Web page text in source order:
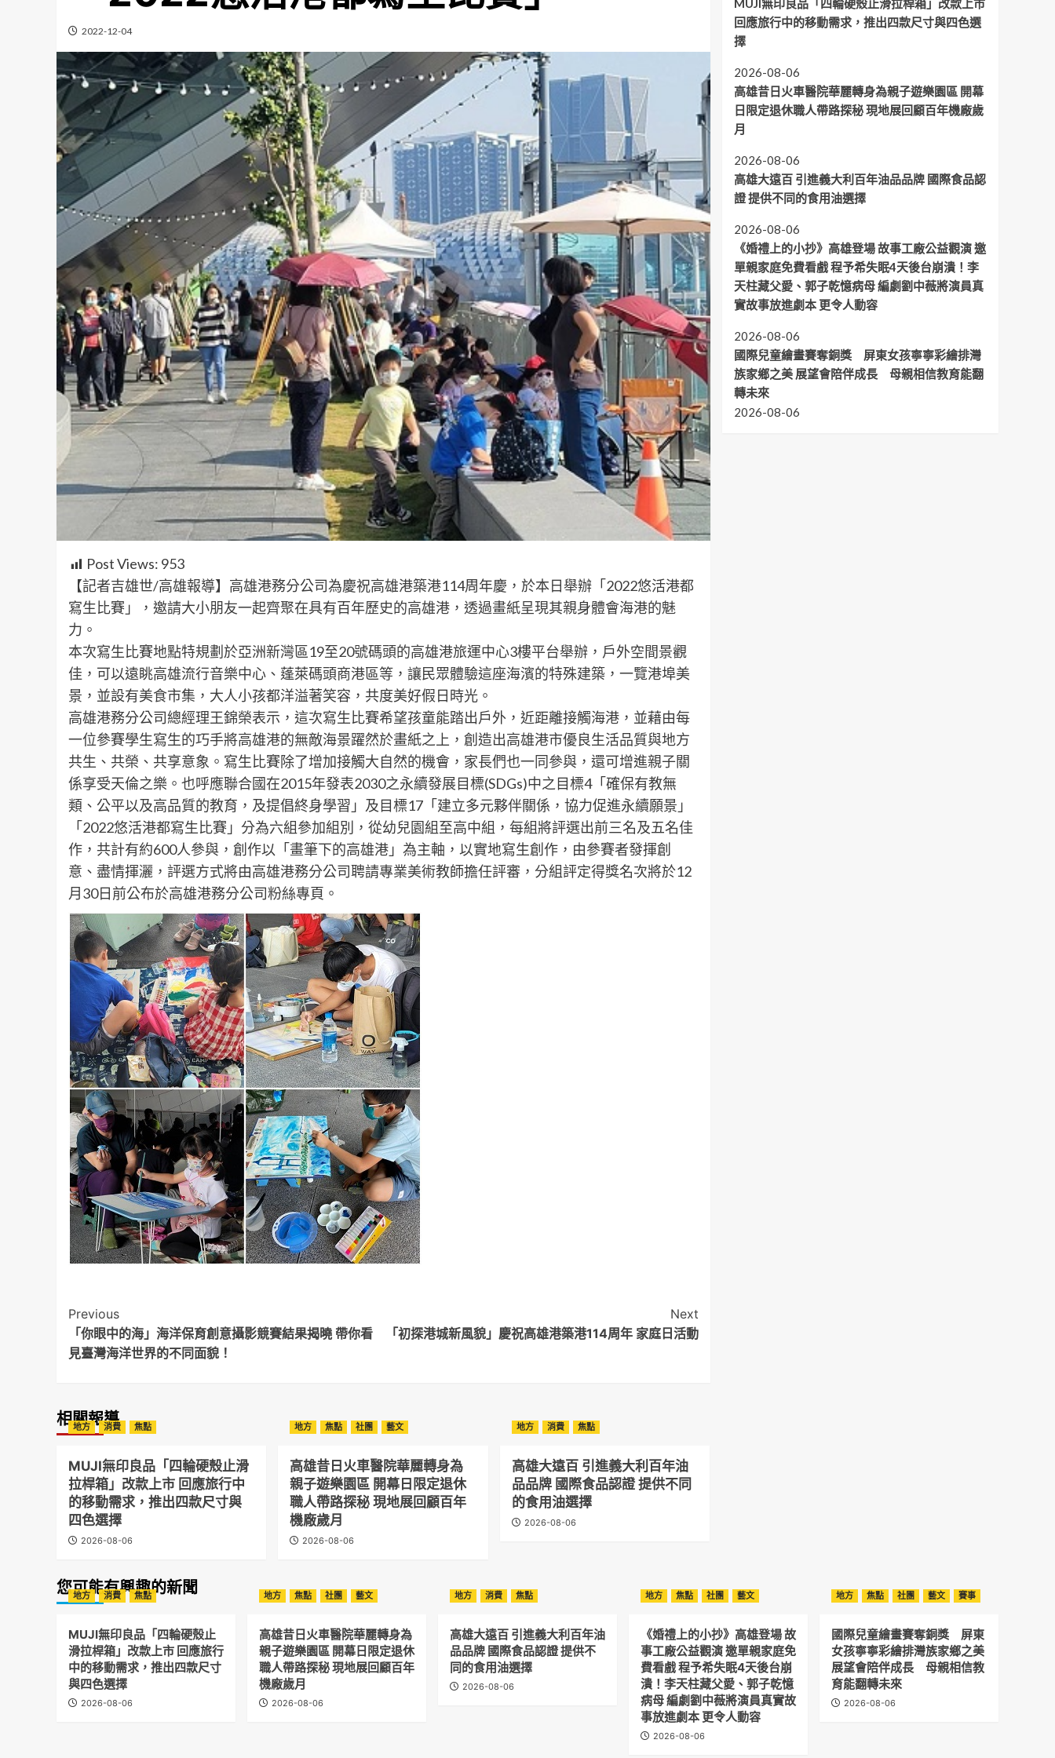
2022-12-04
Post Views: 953
【記者吉雄世/高雄報導】高雄港務分公司為慶祝高雄港築港114周年慶，於本日舉辦「2022悠活港都
寫生比賽」，邀請大小朋友一起齊聚在具有百年歷史的高雄港，透過畫紙呈現其親身體會海港的魅
力。
本次寫生比賽地點特規劃於亞洲新灣區19至20號碼頭的高雄港旅運中心3樓平台舉辦，戶外空間景觀
佳，可以遠眺高雄流行音樂中心、蓬萊碼頭商港區等，讓民眾體驗這座海濱的特殊建築，一覽港埠美
景，並設有美食市集，大人小孩都洋溢著笑容，共度美好假日時光。
高雄港務分公司總經理王錦榮表示，這次寫生比賽希望孩童能踏出戶外，近距離接觸海港，並藉由每
一位參賽學生寫生的巧手將高雄港的無敵海景躍然於畫紙之上，創造出高雄港市優良生活品質與地方
共生、共榮、共享意象。寫生比賽除了增加接觸大自然的機會，家長們也一同參與，還可增進親子關
係享受天倫之樂。也呼應聯合國在2015年發表2030之永續發展目標(SDGs)中之目標4「確保有教無
類、公平以及高品質的教育，及提倡終身學習」及目標17「建立多元夥伴關係，協力促進永續願景」
「2022悠活港都寫生比賽」分為六組參加組別，從幼兒園組至高中組，每組將評選出前三名及五名佳
作，共計有約600人參與，創作以「畫筆下的高雄港」為主軸，以實地寫生創作，由參賽者發揮創
意、盡情揮灑，評選方式將由高雄港務分公司聘請專業美術教師擔任評審，分組評定得獎名次將於12
月30日前公布於高雄港務分公司粉絲專頁。
Post
Navigation
Previous
「你眼中的海」海洋保育創意攝影競賽結果揭曉 帶你看
見臺灣海洋世界的不同面貌！
Next
「初探港城新風貌」慶祝高雄港築港114周年 家庭日活動
相關報導
地方 消費 焦點
MUJI無印良品「四輪硬殼止滑
拉桿箱」改款上市 回應旅行中
的移動需求，推出四款尺寸與
四色選擇
2026-08-06
地方 焦點 社團 藝文
高雄昔日火車醫院華麗轉身為
親子遊樂園區 開幕日限定退休
職人帶路探秘 現地展回顧百年
機廠歲月
2026-08-06
地方 消費 焦點
高雄大遠百 引進義大利百年油
品品牌 國際食品認證 提供不同
的食用油選擇
2026-08-06
MUJI無印良品「四輪硬殼止滑拉桿箱」改款上市
回應旅行中的移動需求，推出四款尺寸與四色選
擇
2026-08-06
高雄昔日火車醫院華麗轉身為親子遊樂園區 開幕
日限定退休職人帶路探秘 現地展回顧百年機廠歲
月
2026-08-06
高雄大遠百 引進義大利百年油品品牌 國際食品認
證 提供不同的食用油選擇
2026-08-06
《婚禮上的小抄》高雄登場 故事工廠公益觀演 邀
單親家庭免費看戲 程予希失眠4天後台崩潰！李
天柱藏父愛、郭子乾憶病母 編劇劉中薇將演員真
實故事放進劇本 更令人動容
2026-08-06
國際兒童繪畫賽奪銅獎 屏東女孩寧寧彩繪排灣
族家鄉之美 展望會陪伴成長 母親相信教育能翻
轉未來
2026-08-06
您可能有興趣的新聞
地方 消費 焦點
MUJI無印良品「四輪硬殼止
滑拉桿箱」改款上市 回應旅行
中的移動需求，推出四款尺寸
與四色選擇
2026-08-06
地方 焦點 社團 藝文
高雄昔日火車醫院華麗轉身為
親子遊樂園區 開幕日限定退休
職人帶路探秘 現地展回顧百年
機廠歲月
2026-08-06
地方 消費 焦點
高雄大遠百 引進義大利百年油
品品牌 國際食品認證 提供不
同的食用油選擇
2026-08-06
地方 焦點 社團 藝文
《婚禮上的小抄》高雄登場 故
事工廠公益觀演 邀單親家庭免
費看戲 程予希失眠4天後台崩
潰！李天柱藏父愛、郭子乾憶
病母 編劇劉中薇將演員真實故
事放進劇本 更令人動容
2026-08-06
地方 焦點 社團 藝文 賽事
國際兒童繪畫賽奪銅獎 屏東
女孩寧寧彩繪排灣族家鄉之美
展望會陪伴成長 母親相信教
育能翻轉未來
2026-08-06